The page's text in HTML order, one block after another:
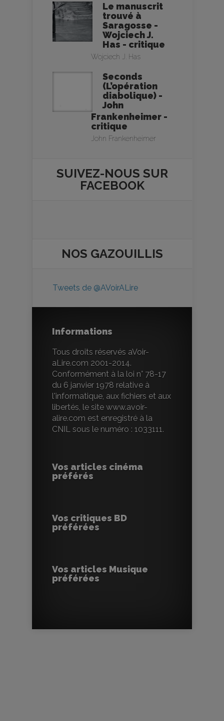
Le manuscrit
trouvé à
Saragosse -
Wojciech J.
Has - critique
Wojciech J. Has
Seconds
(L’opération
diabolique) -
John
Frankenheimer -
critique
John Frankenheimer
SUIVEZ-NOUS SUR
FACEBOOK
NOS GAZOUILLIS
Tweets de @AVoirALire
Informations
Tous droits réservés aVoir-
aLire.com 2001-2014.
Conformément à la loi n° 78-17
du 6 janvier 1978 relative à
l'informatique, aux fichiers et aux
libertés, le site www.avoir-
alire.com est enregistré à la
CNIL sous le numéro : 1033111.
Vos articles cinéma
préférés
Vos critiques BD
préférées
Vos articles Musique
préférées